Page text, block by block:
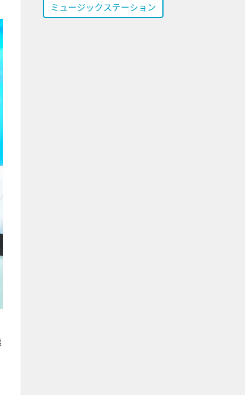
ミュージックステーション